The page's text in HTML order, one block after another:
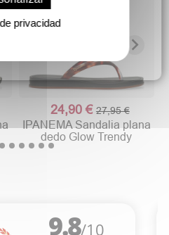
24,90 € 27,95 €
IPANEMA Sandalia plana
dedo Glow Trendy
privacidad